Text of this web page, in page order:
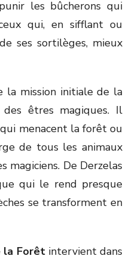
les bûcherons qui
qui, en sifflant ou
ses sortilèges, mieux
la mission initiale de la
êtres magiques. Il
menacent la forêt ou
de tous les animaux
De Derzelas
qui le rend presque
se transforment en
la Forêtintervient dans